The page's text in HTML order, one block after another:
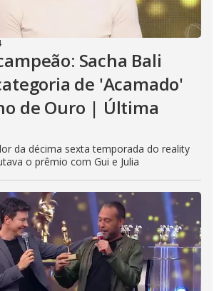
Sacha Bali
de 'Acamado'
de Ouro | Última
da décima sexta temporada do reality
o prêmio com Gui e Julia